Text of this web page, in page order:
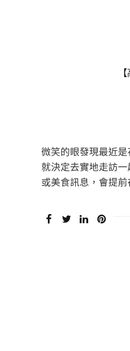
微笑的眼發現最近
就決定去實地走訪
或美食訊息，會提